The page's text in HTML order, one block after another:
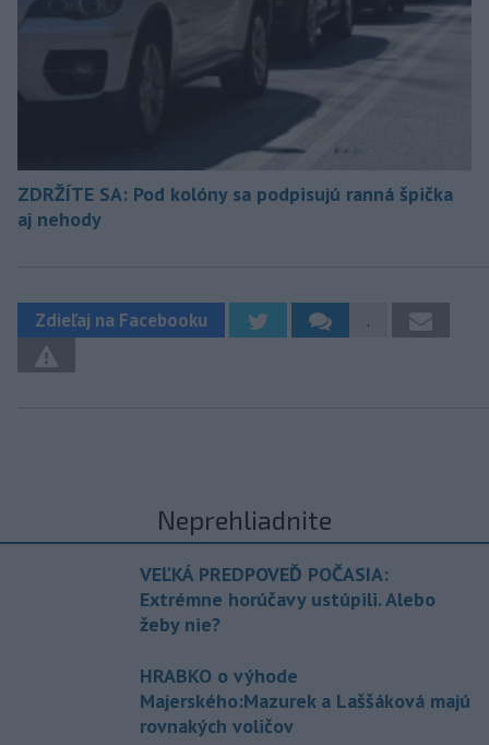
ZDRŽÍTE SA: Pod kolóny sa podpisujú ranná špička
aj nehody
Zdieľaj na Facebooku .
Neprehliadnite
VEĽKÁ PREDPOVEĎ POČASIA:
Extrémne horúčavy ustúpili. Alebo
žeby nie?
HRABKO o výhode
Majerského:Mazurek a Laššáková majú
rovnakých voličov